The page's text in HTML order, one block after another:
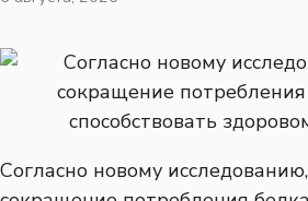
Согласно новому